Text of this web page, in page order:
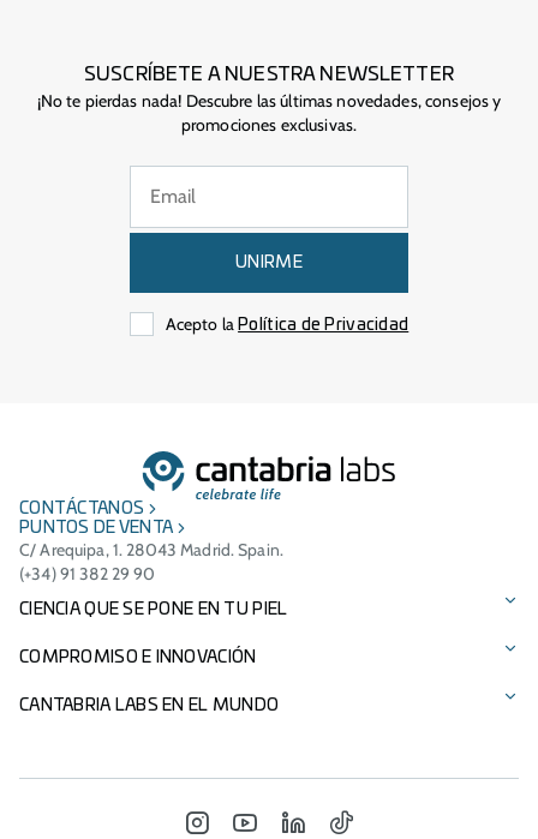
SUSCRÍBETE A NUESTRA NEWSLETTER
¡No te pierdas nada! Descubre las últimas novedades, consejos y
promociones exclusivas.
UNIRME
Acepto laPolítica de Privacidad
CONTÁCTANOS
PUNTOS DE VENTA
C/ Arequipa, 1. 28043 Madrid. Spain.
(+34) 91 382 29 90
CIENCIA QUE SE PONE EN TU PIEL
Protección solar
Cuidado facial
COMPROMISO E INNOVACIÓN
Tecnologías patentadas
CANTABRIA LABS EN EL MUNDO
INSTAGRAM
YOUTUBE
LINKEDIN
TIKTOK